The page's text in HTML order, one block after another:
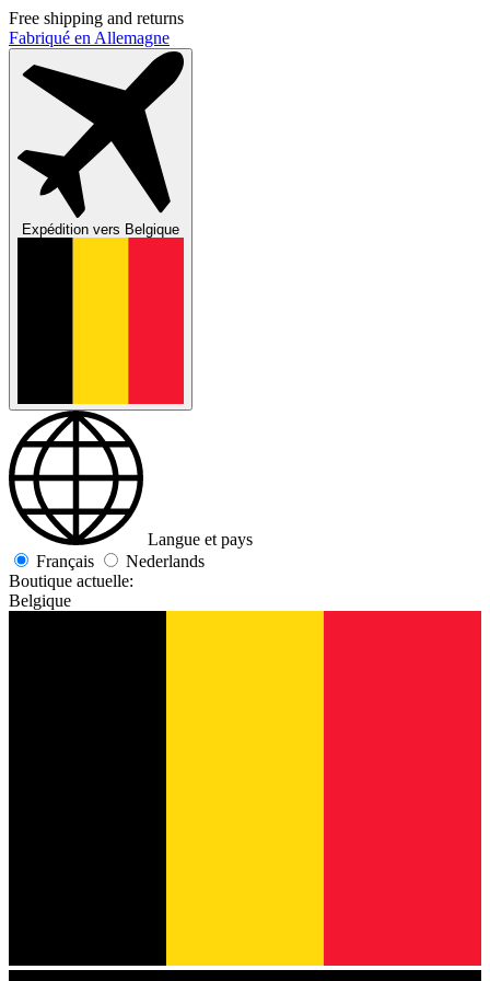
Free shipping and returns
Fabriqué en Allemagne
Expédition vers Belgique
Langue et pays
Français
Nederlands
Boutique actuelle:
Belgique